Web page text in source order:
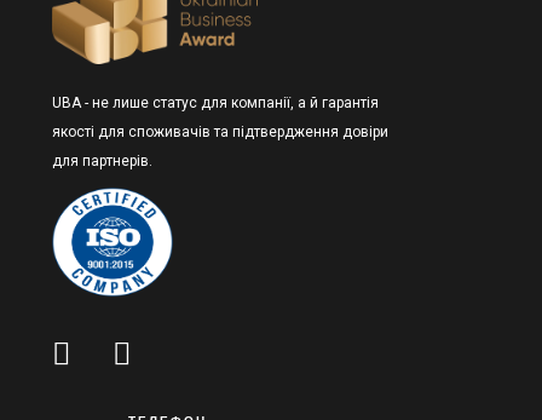
UBA - не лише статус для компанії, а й гарантія
якості для споживачів та підтвердження довіри
для партнерів.